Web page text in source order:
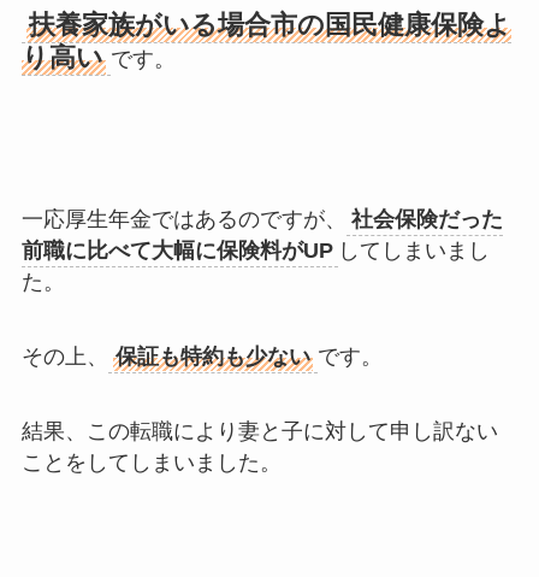
扶養家族がいる場合市の国民健康保険よ
り高い です。
一応厚生年金ではあるのですが、
社会保険だった
前職に比べて大幅に保険料がUP してしまいまし
た。
その上、 保証も特約も少ない です。
結果、この転職により妻と子に対して申し訳ない
ことをしてしまいました。